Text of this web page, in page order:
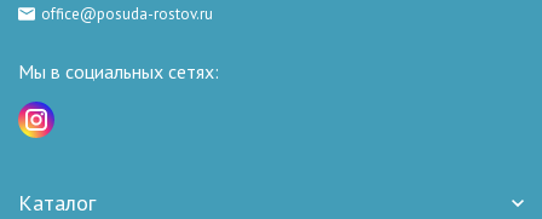
office@posuda-rostov.ru
Мы в социальных сетях:
Каталог